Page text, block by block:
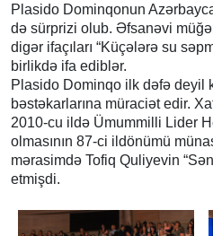
Plasido Dominqonun
də sürprizi olub. Əfsanəvi
digər ifaçıları “Küçələrə su
birlikdə ifa ediblər.
Plasido Dominqo ilk dəfə deyil
bəstəkarlarına müraciət edir.
2010-cu ildə Ümummilli Lider
olmasının 87-ci ildönümü
mərasimdə Tofiq Quliyevin
etmişdi.